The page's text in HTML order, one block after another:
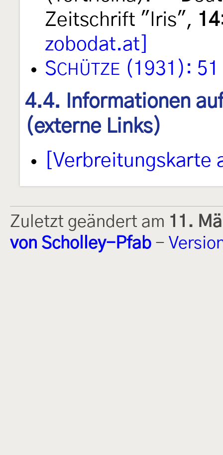
Zeitschrift "Iris", 14
zobodat.at]
SCHÜTZE (1931): 51
4.4. Informationen
(externe Links)
Zuletzt geändert am 11.
von Scholley-Pfab -